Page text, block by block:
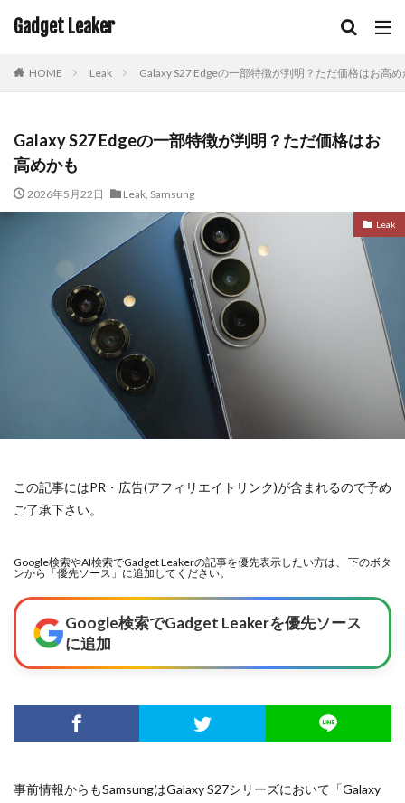
Gadget Leaker
HOME Leak Galaxy S27 Edgeの一部特徴が判明？ただ価格はお高
Galaxy S27 Edgeの一部特徴が判明？ただ価格はお
高めかも
2026年5月22日 Leak, Samsung
Leak
この記事にはPR・広告(アフィリエイトリンク)が含まれるので予め
ご了承下さい。
Google検索やAI検索でGadget Leakerの記事を優先表示したい方は、 下のボタ
ンから「優先ソース」に追加してください。
Google検索でGadget Leakerを優先ソース
に追加
事前情報からもSamsungはGalaxy S27シリーズにおいて「Galaxy